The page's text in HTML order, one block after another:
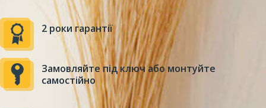
2 роки гарантії
Замовляйте під ключ або монтуйте
самостійно